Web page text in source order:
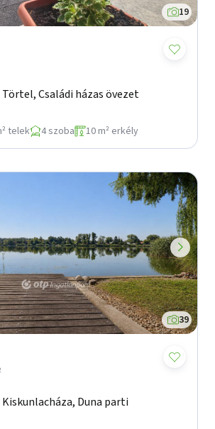
19
Családi házas övezet
telek 4 szoba 10 m² erkély
39
Duna parti